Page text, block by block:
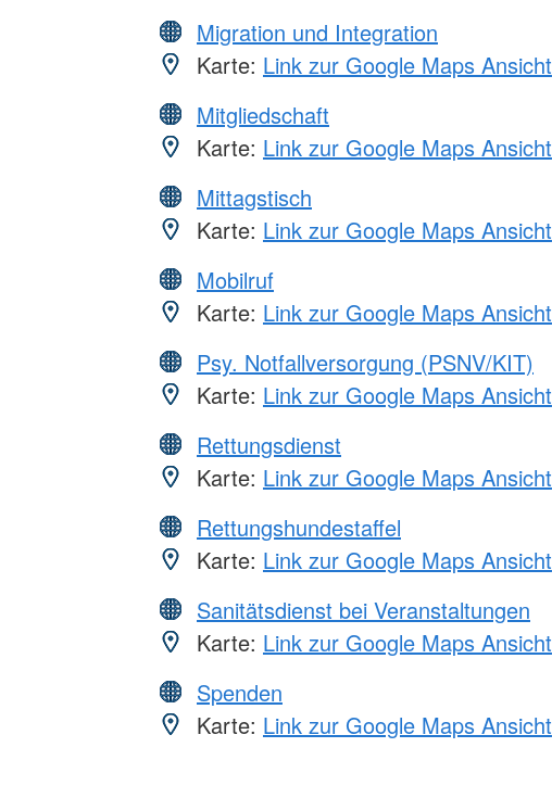
Migration und Integration
Karte: Link zur Google Maps Ansicht
Mitgliedschaft
Karte: Link zur Google Maps Ansicht
Mittagstisch
Karte: Link zur Google Maps Ansicht
Mobilruf
Karte: Link zur Google Maps Ansicht
Psy. Notfallversorgung (PSNV/KIT)
Karte: Link zur Google Maps Ansicht
Rettungsdienst
Karte: Link zur Google Maps Ansicht
Rettungshundestaffel
Karte: Link zur Google Maps Ansicht
Sanitätsdienst bei Veranstaltungen
Karte: Link zur Google Maps Ansicht
Spenden
Karte: Link zur Google Maps Ansicht